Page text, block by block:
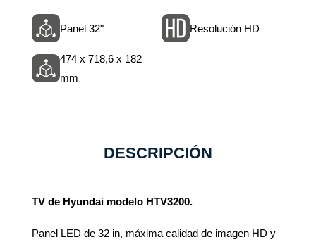
Panel 32" Resolución HD
474 x 718,6 x 182
mm
DESCRIPCIÓN
TV de Hyundai modelo HTV3200.
Panel LED de 32 in, máxima calidad de imagen HD y